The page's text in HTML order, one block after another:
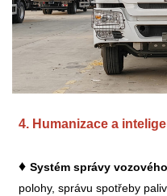
4. Humanizace a
♦Systém správy
polohy, správu spotřeby